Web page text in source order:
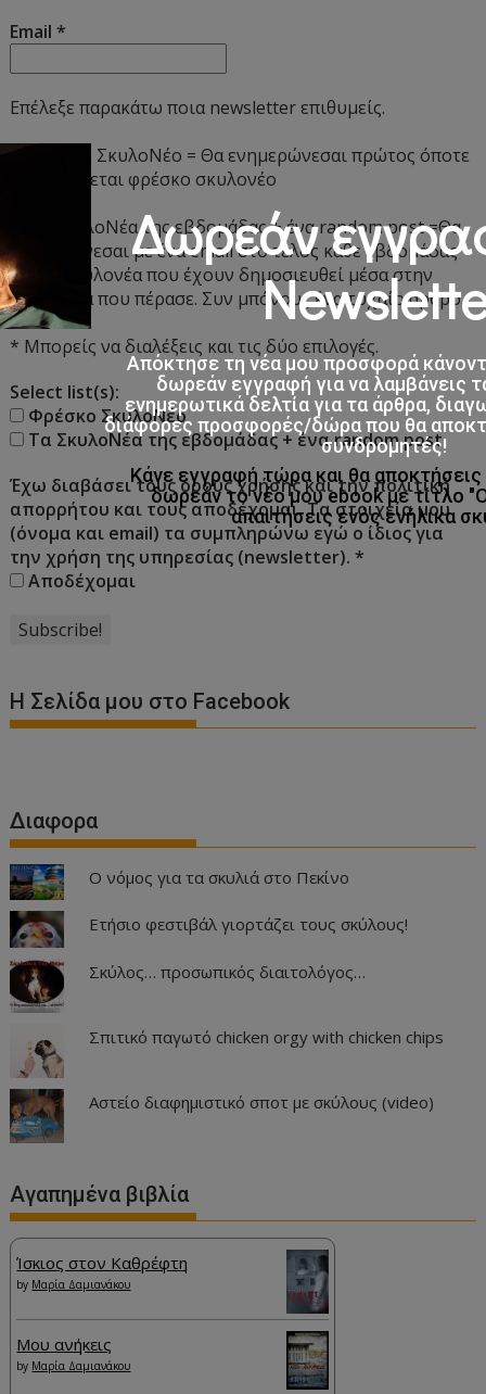
Email*
Επέλεξε παρακάτω ποια newsletter επιθυμείς.
1. Φρέσκο ΣκυλοΝέο = Θα ενημερώνεσαι πρώτος όποτε
δημοσιεύεται φρέσκο σκυλονέο
2. Τα ΣκυλοΝέα της εβδομάδας + ένα random post =Θα
ενημερώνεσαι με ένα email στο τέλος κάθε εβδομάδας
για τα σκυλονέα που έχουν δημοσιευθεί μέσα στην
εβδομάδα που πέρασε. Συν μπόνους ένα τυχαίο άρθρο.
* Μπορείς να διαλέξεις και τις δύο επιλογές.
Select list(s):
Φρέσκο ΣκυλοΝέο
Τα ΣκυλοΝέα της εβδομάδας + ένα random post
Έχω διαβάσει τους όρους χρήσης και την πολιτική
απορρήτου και τους αποδέχομαι. Τα στοιχεία μου
(όνομα και email) τα συμπληρώνω εγώ ο ίδιος για
την χρήση της υπηρεσίας (newsletter).*
Αποδέχομαι
Η Σελίδα μου στο Facebook
Διαφορα
Ο νόμος για τα σκυλιά στο Πεκίνο
Ετήσιο φεστιβάλ γιορτάζει τους σκύλους!
Σκύλος… προσωπικός διαιτολόγος…
Σπιτικό παγωτό chicken orgy with chicken chips
Αστείο διαφημιστικό σποτ με σκύλους (video)
Αγαπημένα βιβλία
Ίσκιος στον Καθρέφτη
by Μαρία Δαμιανάκου
Μου ανήκεις
by Μαρία Δαμιανάκου
Δωρεάν
Απόκτησε τη νέα μου προσφορά
δωρεάν εγγραφή για να λαμβάνεις
ενημερωτικά δελτία για τα άρθρα,
διάφορες προσφορές/δώρα που θα
συνδρομητές!
Κάνε εγγραφή τώρα και θα
δωρεάν το νέο μου ebook με τίτλο
απαιτήσεις ενός ενήλικα